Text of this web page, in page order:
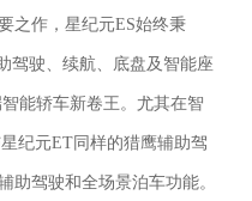
之作，星纪元ES始终秉
驾驶、续航、底盘及智能座
能轿车新卷王。尤其在智
纪元ET同样的猎鹰辅助驾
助驾驶和全场景泊车功能。